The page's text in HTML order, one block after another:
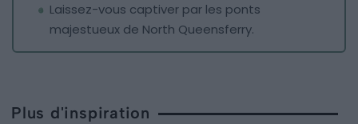
Laissez-vous captiver par les ponts
majestueux de North Queensferry.
Plus d'inspiration